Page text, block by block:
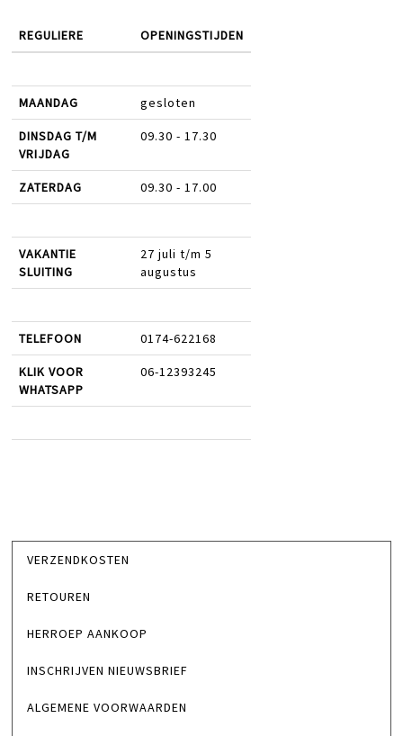
REGULIERE OPENINGSTIJDEN
MAANDAG gesloten
DINSDAG T/M
VRIJDAG
09.30 - 17.30
ZATERDAG 09.30 - 17.00
VAKANTIE
SLUITING
27 juli t/m 5
augustus
TELEFOON 0174-622168
KLIK VOOR
WHATSAPP
06-12393245
VERZENDKOSTEN
RETOUREN
HERROEP AANKOOP
INSCHRIJVEN NIEUWSBRIEF
ALGEMENE VOORWAARDEN